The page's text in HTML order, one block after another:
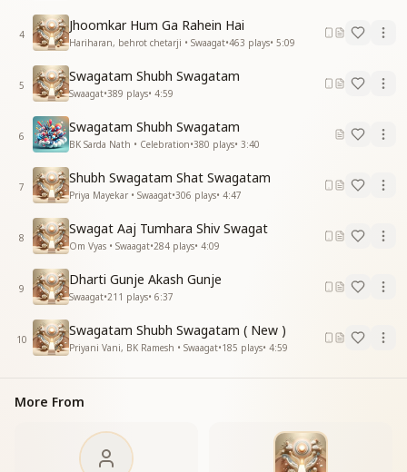
स्वागत में लाए है मूल्यों की माला आशा का दिल में किए उजियारा
स्वागत में लाए है मूल्यों की माला आशा का दिल में किए उजियारा
शिव के नूरानी रतन जो पधारे कैसा समा है निराला
मंदिर सजे मूरत से फूलों से सजे गुलशन
मंदिर सजे मूरत से फूलों से सजे गुलशन
अंबर सजे तारों से आपसे ये आंगन
सुहावन आवन मन भावन सुहावन आवन मन भावन
सुहावन आवन मन भावन सुहावन आवन मन भावन
सुहावन आवन मन भावन सुहावन आवन मन भावन
4
Jhoomkar Hum Ga Rahein Hai
Hariharan, behrot chetarji • Swaagat•463 plays• 5:09
5
Swagatam Shubh Swagatam
Swaagat•389 plays• 4:59
6
Swagatam Shubh Swagatam
BK Sarda Nath • Celebration•380 plays• 3:40
7
Shubh Swagatam Shat Swagatam
Priya Mayekar • Swaagat•306 plays• 4:47
8
Swagat Aaj Tumhara Shiv Swagat
Om Vyas • Swaagat•284 plays• 4:09
9
Dharti Gunje Akash Gunje
Swaagat•211 plays• 6:37
10
Swagatam Shubh Swagatam ( New )
Priyani Vani, BK Ramesh • Swaagat•185 plays• 4:59
More From